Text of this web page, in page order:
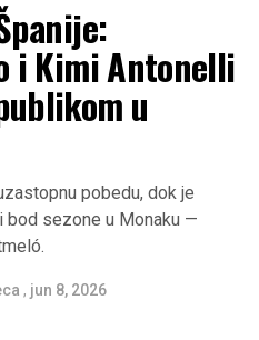
i Kimi Antonelli
u
pobedu, dok je
bod sezone u Monaku —
, jun 8, 2026